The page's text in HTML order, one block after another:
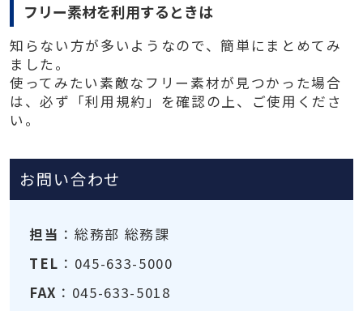
フリー素材を利用するときは
知らない方が多いようなので、簡単にまとめてみ
ました。
使ってみたい素敵なフリー素材が見つかった場合
は、必ず「利用規約」を確認の上、ご使用くださ
い。
お問い合わせ
担当 ：総務部 総務課
TEL ：045-633-5000
FAX ：045-633-5018